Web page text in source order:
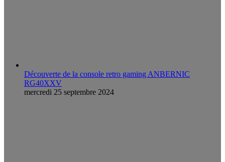
Découverte de la console retro gaming ANBERNIC
RG40XXV
mercredi 25 septembre 2024